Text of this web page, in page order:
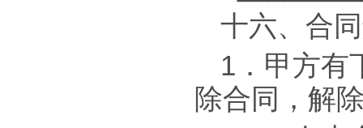
十六、合
1．甲方有
除合同，解